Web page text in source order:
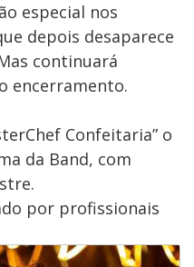
especial nos
depois desaparece
continuará
encerramento.
Confeitaria” o
da Band, com
por profissionais